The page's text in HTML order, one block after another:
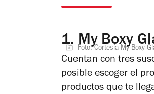
1. My Boxy
Foto: Cortesía My Boxy
Cuentan con tres
posible escoger el
productos que te